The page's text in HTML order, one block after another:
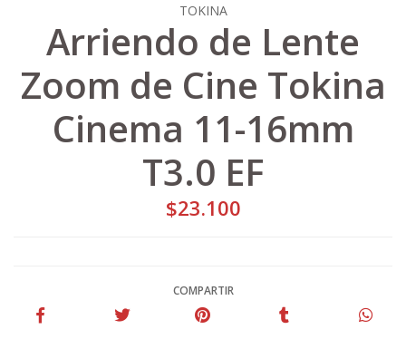
TOKINA
Arriendo de Lente
Zoom de Cine Tokina
Cinema 11-16mm
T3.0 EF
$23.100
COMPARTIR